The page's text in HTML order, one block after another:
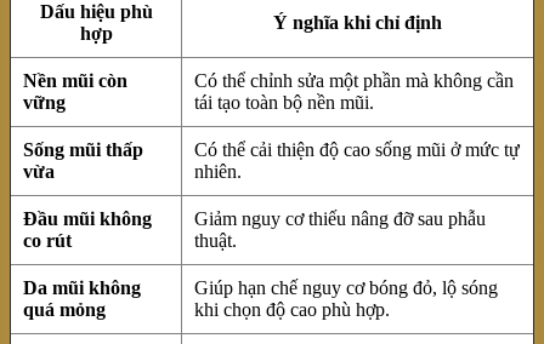
Dấu hiệu phù
hợp
Ý nghĩa khi chỉ định
Nền mũi còn
vững
Có thể chỉnh sửa một phần mà không cần
tái tạo toàn bộ nền mũi.
Sống mũi thấp
vừa
Có thể cải thiện độ cao sống mũi ở mức tự
nhiên.
Đầu mũi không
co rút
Giảm nguy cơ thiếu nâng đỡ sau phẫu
thuật.
Da mũi không
quá mỏng
Giúp hạn chế nguy cơ bóng đỏ, lộ sóng
khi chọn độ cao phù hợp.